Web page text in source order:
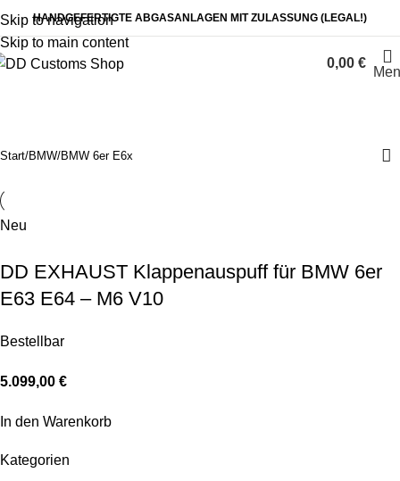
Skip to navigation
Skip to main content
HANDGEFERTIGTE ABGASANLAGEN MIT ZULASSUNG (LEGAL!)
0,00 €
Kategorien
Start BMW BMW 6er E6x
Neu
DD EXHAUST Klappenauspuff für BMW 6er
E63 E64 – M6 V10
Bestellbar
5.099,00 €
In den Warenkorb